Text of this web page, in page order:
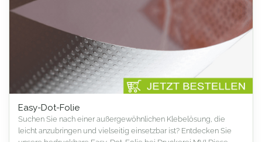
Easy-Dot-Folie
Suchen Sie nach einer außergewöhnlichen Klebelösung, die
leicht anzubringen und vielseitig einsetzbar ist? Entdecken Sie